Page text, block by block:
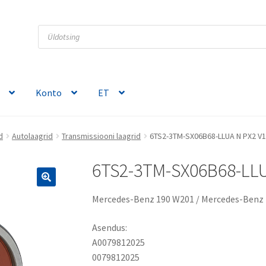
Products
search
Konto ET
Autolaagrid Transmissiooni laagrid 6TS2-3TM-SX06B68-LLUA N PX2 V1
6TS2-3TM-SX06B68-
Mercedes-Benz 190 W201 / Mercedes-
Asendus:
A0079812025
0079812025